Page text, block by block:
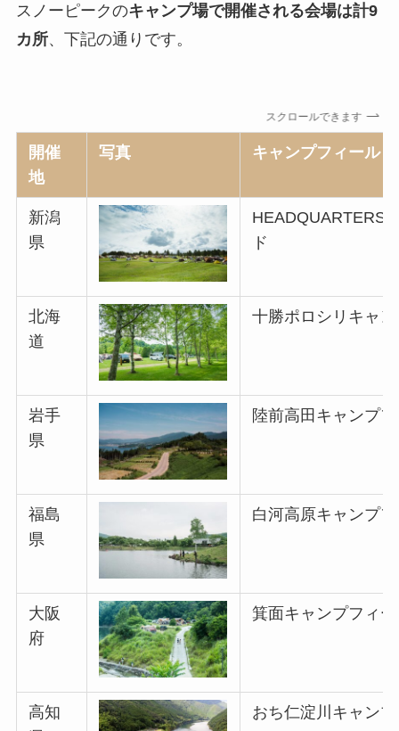
スノーピークのキャンプ場で開催される会場は計9
カ所、下記の通りです。
スクロールできます
開催
地
写真 キャンプフィールド
新潟
県
HEADQUARTERS
ド
北海
道
十勝ポロシリキャ
岩手
県
陸前高田キャンプ
福島
県
白河高原キャンプ
大阪
府
箕面キャンプフィ
高知
おち仁淀川キャン